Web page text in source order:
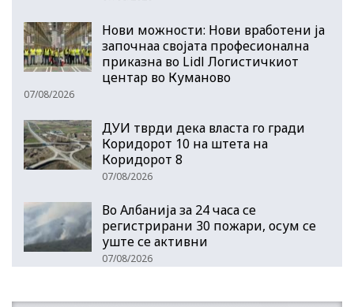
Нови можности: Нови вработени ја
започнаа својата професионална
приказна во Lidl Логистичкиот
центар во Куманово
07/08/2026
ДУИ тврди дека власта го гради
Коридорот 10 на штета на
Коридорот 8
07/08/2026
Во Албанија за 24 часа се
регистрирани 30 пожари, осум се
уште се активни
07/08/2026